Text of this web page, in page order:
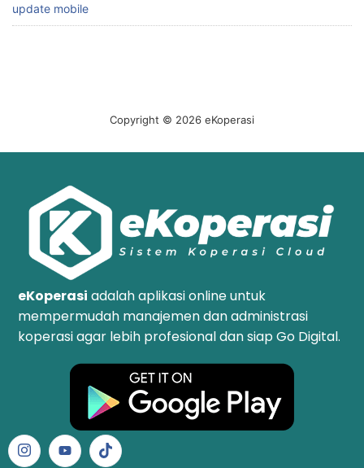
update mobile
Copyright © 2026 eKoperasi
eKoperasi adalah aplikasi online untuk
mempermudah manajemen dan administrasi
koperasi agar lebih profesional dan siap Go Digital.